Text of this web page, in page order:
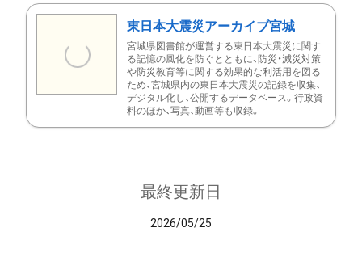
東日本大震災アーカイブ宮城
宮城県図書館が運営する東日本大震災に関す
る記憶の風化を防ぐとともに、防災・減災対策
や防災教育等に関する効果的な利活用を図る
ため、宮城県内の東日本大震災の記録を収集、
デジタル化し、公開するデータベース。行政資
料のほか、写真、動画等も収録。
最終更新日
2026/05/25